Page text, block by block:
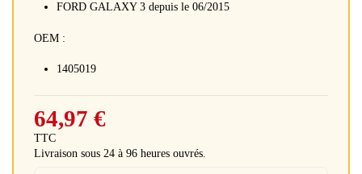
FORD GALAXY 3 depuis le 06/2015
OEM :
1405019
64,97 €
TTC
Livraison sous 24 à 96 heures ouvrés.